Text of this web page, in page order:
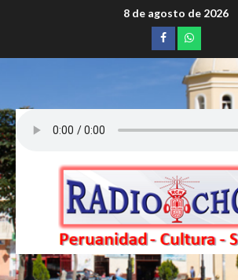
8 de agosto de 2026
Facebookwhatsapp